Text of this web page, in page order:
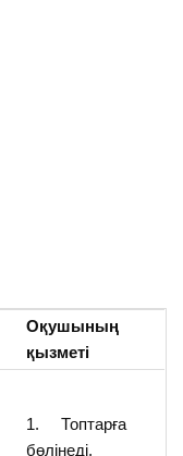
Оқушының
қызметі
1. Топтарға
бөлінеді.